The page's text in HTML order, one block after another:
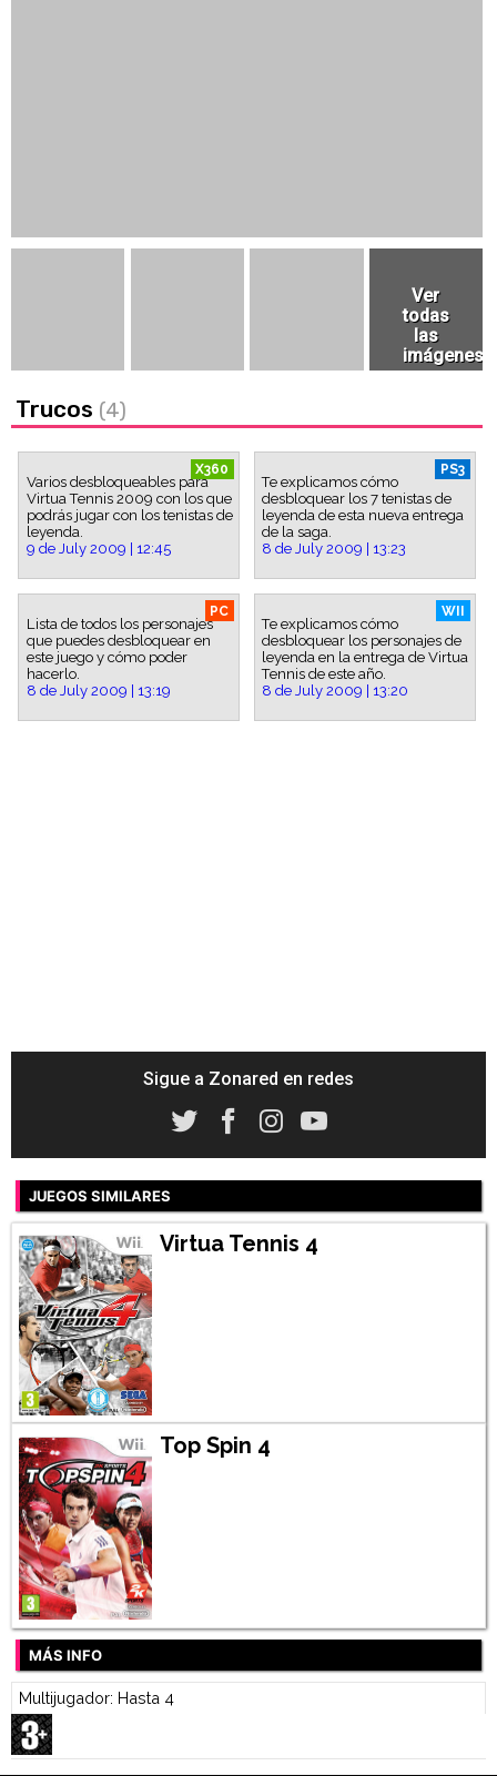
Trucos (4)
X360
Varios desbloqueables para
Virtua Tennis 2009 con los que
podrás jugar con los tenistas de
leyenda.
9 de July 2009 | 12:45
PS3
Te explicamos cómo
desbloquear los 7 tenistas de
leyenda de esta nueva entrega
de la saga.
8 de July 2009 | 13:23
PC
Lista de todos los personajes
que puedes desbloquear en
este juego y cómo poder
hacerlo.
8 de July 2009 | 13:19
WII
Te explicamos cómo
desbloquear los personajes de
leyenda en la entrega de Virtua
Tennis de este año.
8 de July 2009 | 13:20
Sigue a Zonared en redes
JUEGOS SIMILARES
Virtua Tennis 4
Top Spin 4
MÁS INFO
Multijugador: Hasta 4